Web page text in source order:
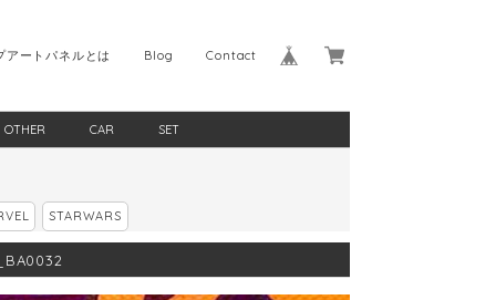
Contact
Blog
アートパネルとは
OTHER CAR SET
STARWARS